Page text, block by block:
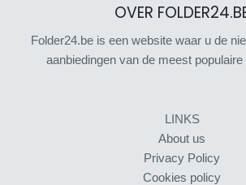
OVER
Folder24.be is een website waar u de
aanbiedingen van de meest
LINKS
About us
Privacy Policy
Cookies policy